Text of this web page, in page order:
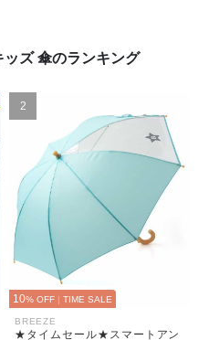
ズ 傘のランキング
2
10% OFF | TIME SALE
BREEZE
★タイムセール★スマートアン